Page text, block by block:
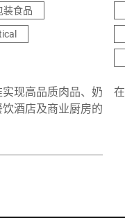
。可以在
装食品
现高品质肉品、奶
酒店及商业厨房的